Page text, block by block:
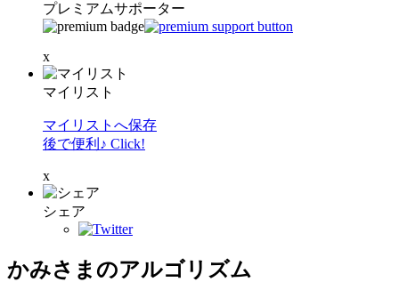
プレミアムサポーター
x
マイリスト
マイリストへ保存
後で便利♪ Click!
x
シェア
かみさまのアルゴリズム